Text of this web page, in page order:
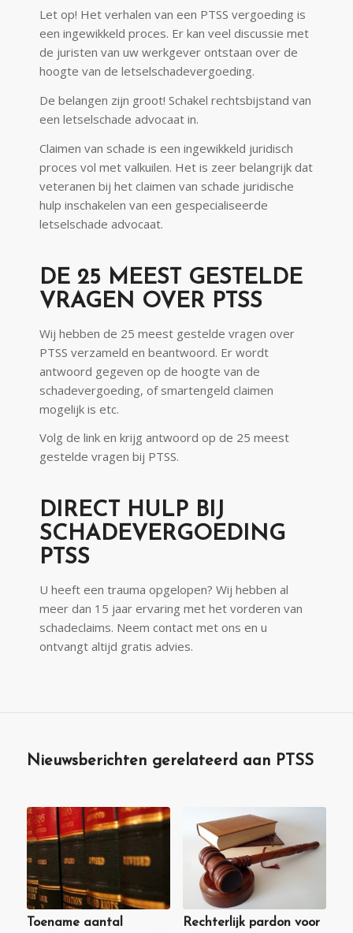
Let op! Het verhalen van een PTSS vergoeding is
een ingewikkeld proces. Er kan veel discussie met
de juristen van uw werkgever ontstaan over de
hoogte van de letselschadevergoeding.
De belangen zijn groot! Schakel rechtsbijstand van
een letselschade advocaat in.
Claimen van schade is een ingewikkeld juridisch
proces vol met valkuilen. Het is zeer belangrijk dat
veteranen bij het claimen van schade juridische
hulp inschakelen van een gespecialiseerde
letselschade advocaat.
DE 25 MEEST GESTELDE
VRAGEN OVER PTSS
Wij hebben de 25 meest gestelde vragen over
PTSS verzameld en beantwoord. Er wordt
antwoord gegeven op de hoogte van de
schadevergoeding, of smartengeld claimen
mogelijk is etc.
Volg de link en krijg antwoord op de 25 meest
gestelde vragen bij PTSS.
DIRECT HULP BIJ
SCHADEVERGOEDING
PTSS
U heeft een trauma opgelopen? Wij hebben al
meer dan 15 jaar ervaring met het vorderen van
schadeclaims. Neem contact met ons en u
ontvangt altijd gratis advies.
Nieuwsberichten gerelateerd aan PTSS
Toename aantal
Rechterlijk pardon voor